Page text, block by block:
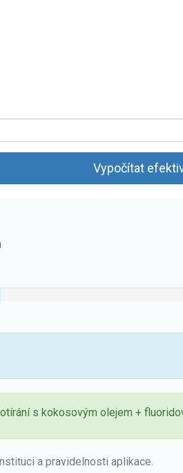
Vypočítat
s kokosovým olejem +
a pravidelnosti aplikace.